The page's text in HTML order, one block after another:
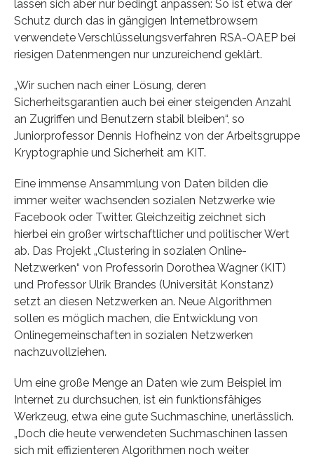
lassen sich aber nur bedingt anpassen: So ist etwa der
Schutz durch das in gängigen Internetbrowsern
verwendete Verschlüsselungsverfahren RSA-OAEP bei
riesigen Datenmengen nur unzureichend geklärt.
„Wir suchen nach einer Lösung, deren
Sicherheitsgarantien auch bei einer steigenden Anzahl
an Zugriffen und Benutzern stabil bleiben“, so
Juniorprofessor Dennis Hofheinz von der Arbeitsgruppe
Kryptographie und Sicherheit am KIT.
Eine immense Ansammlung von Daten bilden die
immer weiter wachsenden sozialen Netzwerke wie
Facebook oder Twitter. Gleichzeitig zeichnet sich
hierbei ein großer wirtschaftlicher und politischer Wert
ab. Das Projekt „Clustering in sozialen Online-
Netzwerken“ von Professorin Dorothea Wagner (KIT)
und Professor Ulrik Brandes (Universität Konstanz)
setzt an diesen Netzwerken an. Neue Algorithmen
sollen es möglich machen, die Entwicklung von
Onlinegemeinschaften in sozialen Netzwerken
nachzuvollziehen.
Um eine große Menge an Daten wie zum Beispiel im
Internet zu durchsuchen, ist ein funktionsfähiges
Werkzeug, etwa eine gute Suchmaschine, unerlässlich.
„Doch die heute verwendeten Suchmaschinen lassen
sich mit effizienteren Algorithmen noch weiter